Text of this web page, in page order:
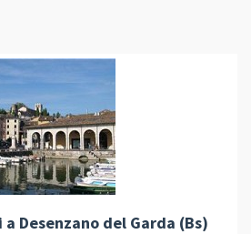
a Desenzano del Garda (Bs)